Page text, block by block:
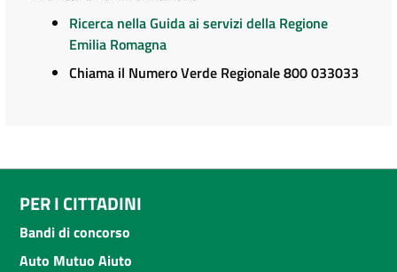
Ricerca nella Guida ai servizi della Regione
Emilia Romagna
Chiama il Numero Verde Regionale 800 033033
PER I CITTADINI
Bandi di concorso
Auto Mutuo Aiuto